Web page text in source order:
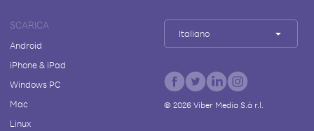
SCARICA
Android
iPhone & iPad
Windows PC
Mac
Linux
Italiano
© 2026Viber Media S.à r.l.